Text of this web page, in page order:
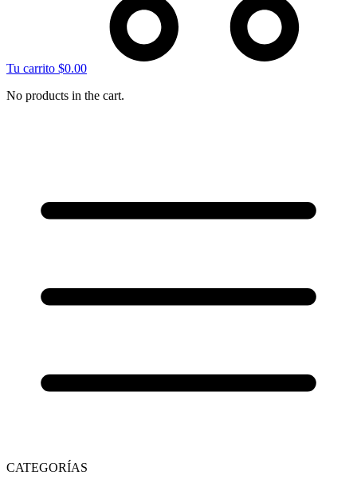
Tu carrito $0.00
No products in the cart.
CATEGORÍAS